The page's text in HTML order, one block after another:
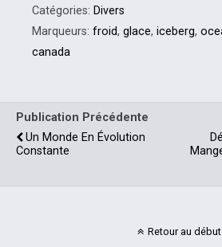
Catégories: Divers
Marqueurs: froid, glace, iceberg,
canada
Publication Précédente
Un Monde En Évolution
Constante
Retour au début